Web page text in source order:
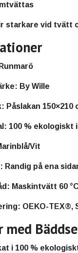
starkare vid tvätt
Runmarö
By Wille
Påslakan
100 % ekologiskt
Vit
Randig på ena
Maskintvätt 60
OEKO-TEX®,
med
i 100 %